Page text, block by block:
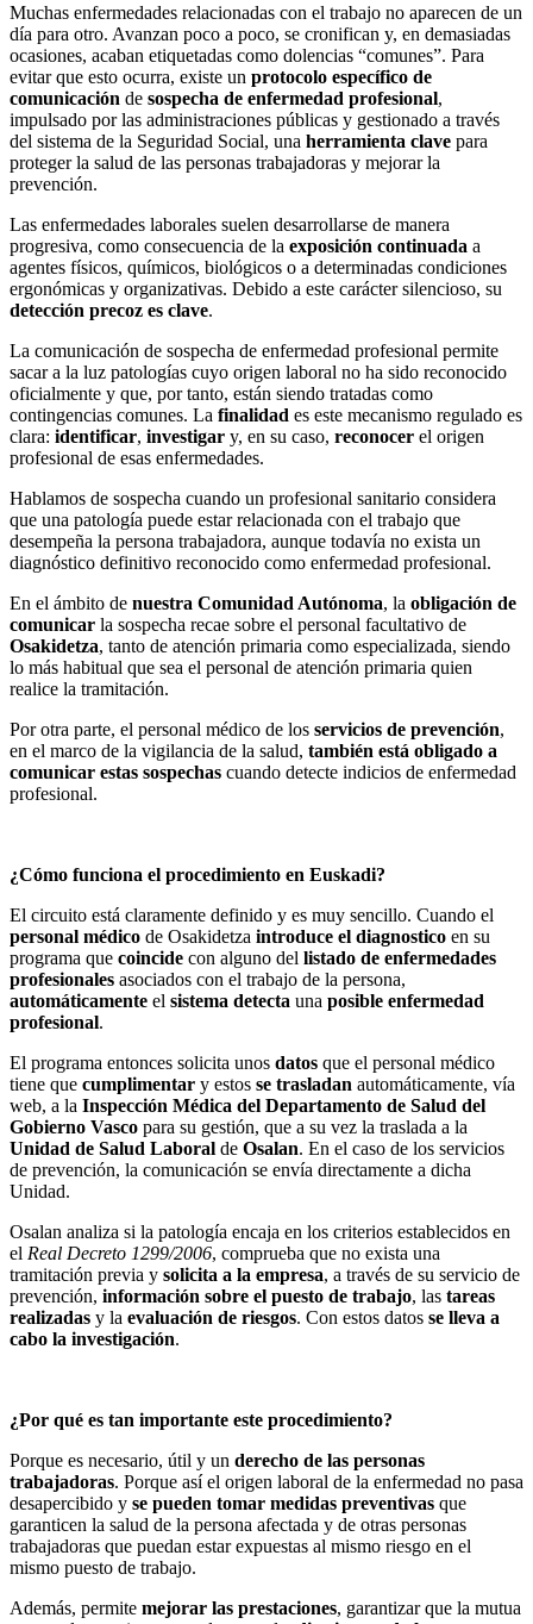
Muchas enfermedades relacionadas con el trabajo no aparecen de un
día para otro. Avanzan poco a poco, se cronifican y, en demasiadas
ocasiones, acaban etiquetadas como dolencias “comunes”. Para
evitar que esto ocurra, existe un protocolo específico de
comunicación de sospecha de enfermedad profesional,
impulsado por las administraciones públicas y gestionado a través
del sistema de la Seguridad Social, una herramienta clave para
proteger la salud de las personas trabajadoras y mejorar la
prevención.
Las enfermedades laborales suelen desarrollarse de manera
progresiva, como consecuencia de la exposición continuada a
agentes físicos, químicos, biológicos o a determinadas condiciones
ergonómicas y organizativas. Debido a este carácter silencioso, su
detección precoz es clave.
La comunicación de sospecha de enfermedad profesional permite
sacar a la luz patologías cuyo origen laboral no ha sido reconocido
oficialmente y que, por tanto, están siendo tratadas como
contingencias comunes. La finalidad es este mecanismo regulado es
clara: identificar, investigar y, en su caso, reconocer el origen
profesional de esas enfermedades.
Hablamos de sospecha cuando un profesional sanitario considera
que una patología puede estar relacionada con el trabajo que
desempeña la persona trabajadora, aunque todavía no exista un
diagnóstico definitivo reconocido como enfermedad profesional.
En el ámbito de nuestra Comunidad Autónoma, la obligación de
comunicar la sospecha recae sobre el personal facultativo de
Osakidetza, tanto de atención primaria como especializada, siendo
lo más habitual que sea el personal de atención primaria quien
realice la tramitación.
Por otra parte, el personal médico de los servicios de prevención,
en el marco de la vigilancia de la salud, también está obligado a
comunicar estas sospechas cuando detecte indicios de enfermedad
profesional.
¿Cómo funciona el procedimiento en Euskadi?
El circuito está claramente definido y es muy sencillo. Cuando el
personal médico de Osakidetza introduce el diagnostico en su
programa que coincide con alguno del listado de enfermedades
profesionales asociados con el trabajo de la persona,
automáticamente el sistema detecta una posible enfermedad
profesional.
El programa entonces solicita unos datos que el personal médico
tiene que cumplimentar y estos se trasladan automáticamente, vía
web, a la Inspección Médica del Departamento de Salud del
Gobierno Vasco para su gestión, que a su vez la traslada a la
Unidad de Salud Laboral de Osalan. En el caso de los servicios
de prevención, la comunicación se envía directamente a dicha
Unidad.
Osalan analiza si la patología encaja en los criterios establecidos en
el Real Decreto 1299/2006, comprueba que no exista una
tramitación previa y solicita a la empresa, a través de su servicio de
prevención, información sobre el puesto de trabajo, las tareas
realizadas y la evaluación de riesgos. Con estos datos se lleva a
cabo la investigación.
¿Por qué es tan importante este procedimiento?
Porque es necesario, útil y un derecho de las personas
trabajadoras. Porque así el origen laboral de la enfermedad no pasa
desapercibido y se pueden tomar medidas preventivas que
garanticen la salud de la persona afectada y de otras personas
trabajadoras que puedan estar expuestas al mismo riesgo en el
mismo puesto de trabajo.
Además, permite mejorar las prestaciones, garantizar que la mutua